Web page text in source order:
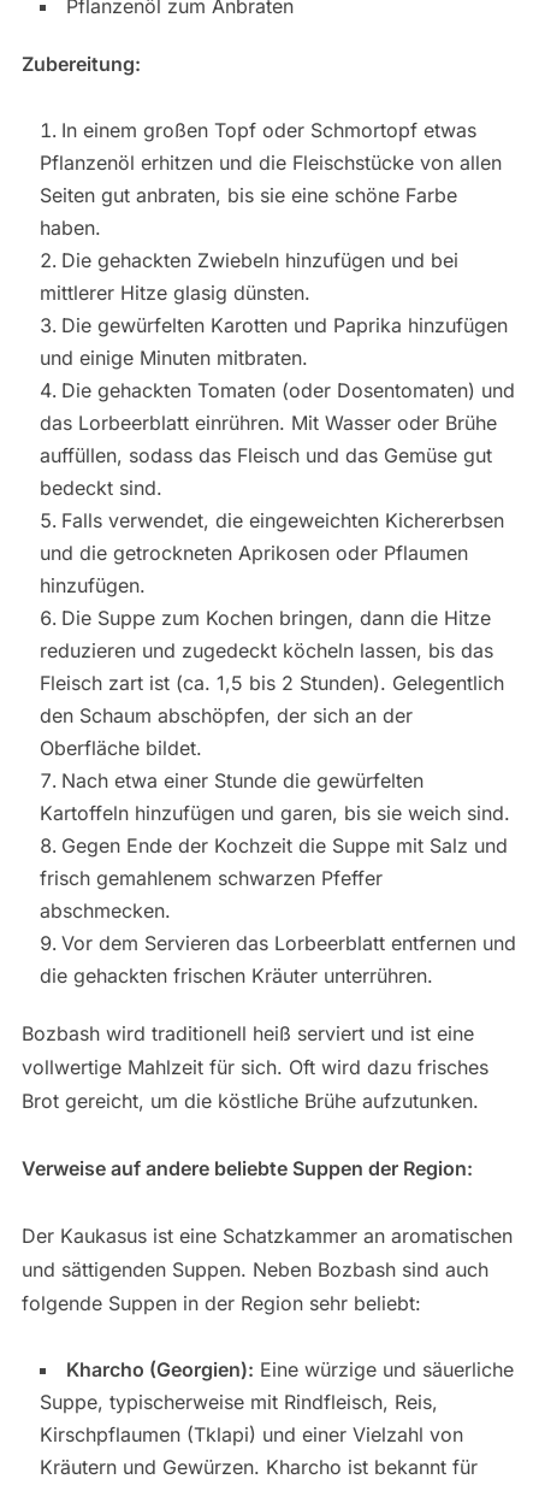
Pflanzenöl zum Anbraten
Zubereitung:
In einem großen Topf oder Schmortopf etwas
Pflanzenöl erhitzen und die Fleischstücke von allen
Seiten gut anbraten, bis sie eine schöne Farbe
haben.
Die gehackten Zwiebeln hinzufügen und bei
mittlerer Hitze glasig dünsten.
Die gewürfelten Karotten und Paprika hinzufügen
und einige Minuten mitbraten.
Die gehackten Tomaten (oder Dosentomaten) und
das Lorbeerblatt einrühren. Mit Wasser oder Brühe
auffüllen, sodass das Fleisch und das Gemüse gut
bedeckt sind.
Falls verwendet, die eingeweichten Kichererbsen
und die getrockneten Aprikosen oder Pflaumen
hinzufügen.
Die Suppe zum Kochen bringen, dann die Hitze
reduzieren und zugedeckt köcheln lassen, bis das
Fleisch zart ist (ca. 1,5 bis 2 Stunden). Gelegentlich
den Schaum abschöpfen, der sich an der
Oberfläche bildet.
Nach etwa einer Stunde die gewürfelten
Kartoffeln hinzufügen und garen, bis sie weich sind.
Gegen Ende der Kochzeit die Suppe mit Salz und
frisch gemahlenem schwarzen Pfeffer
abschmecken.
Vor dem Servieren das Lorbeerblatt entfernen und
die gehackten frischen Kräuter unterrühren.
Bozbash wird traditionell heiß serviert und ist eine
vollwertige Mahlzeit für sich. Oft wird dazu frisches
Brot gereicht, um die köstliche Brühe aufzutunken.
Verweise auf andere beliebte Suppen der Region:
Der Kaukasus ist eine Schatzkammer an aromatischen
und sättigenden Suppen. Neben Bozbash sind auch
folgende Suppen in der Region sehr beliebt:
Kharcho (Georgien): Eine würzige und säuerliche
Suppe, typischerweise mit Rindfleisch, Reis,
Kirschpflaumen (Tklapi) und einer Vielzahl von
Kräutern und Gewürzen. Kharcho ist bekannt für